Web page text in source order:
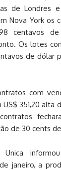
de Londres
Nova York os
centavos
Os lotes
de
com
351,20 alta
de 30 cents
janeiro, a